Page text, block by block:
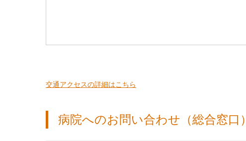
交通アクセスの詳細はこちら
病院へのお問い合わせ（総合窓口）